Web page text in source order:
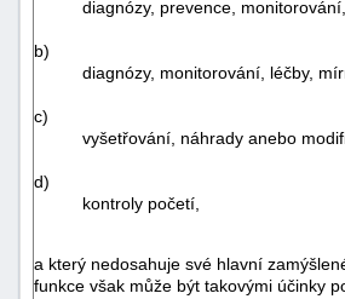
diagnózy, prevence,
b)
diagnózy, monitorování, léčby,
c)
vyšetřování, náhrady anebo
d)
kontroly početí,
a který nedosahuje své hlavní
funkce však může být takovými účinky